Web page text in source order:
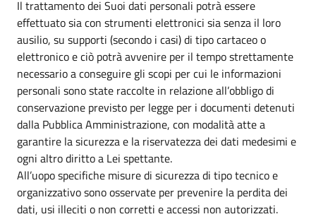
Il trattamento dei Suoi dati personali potrà essere
effettuato sia con strumenti elettronici sia senza il loro
ausilio, su supporti (secondo i casi) di tipo cartaceo o
elettronico e ciò potrà avvenire per il tempo strettamente
necessario a conseguire gli scopi per cui le informazioni
personali sono state raccolte in relazione all’obbligo di
conservazione previsto per legge per i documenti detenuti
dalla Pubblica Amministrazione, con modalità atte a
garantire la sicurezza e la riservatezza dei dati medesimi e
ogni altro diritto a Lei spettante.
All’uopo specifiche misure di sicurezza di tipo tecnico e
organizzativo sono osservate per prevenire la perdita dei
dati, usi illeciti o non corretti e accessi non autorizzati.